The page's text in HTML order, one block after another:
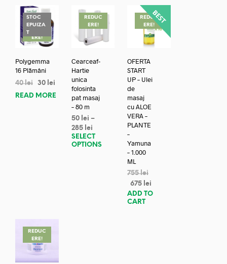
STOC
EPUIZA
TREDUC
ERE!
Polygemma
16 Plămâni
40lei 30 lei
READ MORE
REDUC
ERE!
Cearceaf-
Hartie
unica
folosinta
pat masaj
– 80 m
50 lei –
285 lei
SELECT
OPTIONS
REDUC
ERE!
OFERTA
START
UP – Ulei
de
masaj
cu ALOE
VERA –
PLANTE
–
Yamuna
– 1.000
ML
755lei
675 lei
ADD TO
CART
REDUC
ERE!